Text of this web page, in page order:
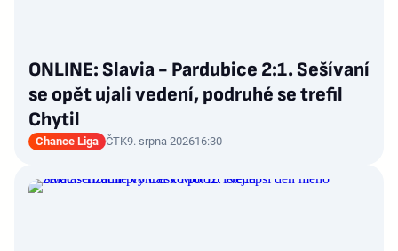
ONLINE: Slavia - Pardubice 2:1. Sešívaní
se opět ujali vedení, podruhé se trefil
Chytil
Chance Liga ČTK9. srpna 202616:30